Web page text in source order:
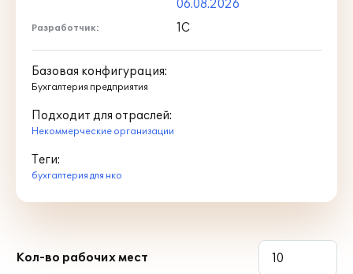
06.08.2026
Разработчик: 1С
Базовая конфигурация:
Бухгалтерия предприятия
Подходит для отраслей:
Некоммерческие организации
Теги:
бухгалтерия для нко
Кол-во рабочих мест